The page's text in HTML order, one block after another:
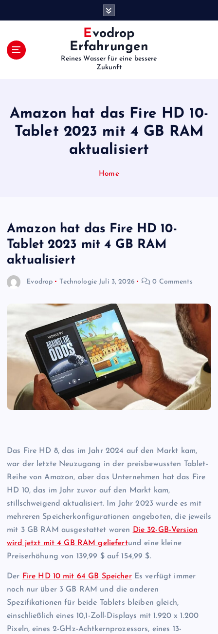
Evodrop
Erfahrungen
Reines Wasser für eine bessere
Zukunft
Amazon hat das Fire HD 10-
Tablet 2023 mit 4 GB RAM
aktualisiert
Home
Amazon hat das Fire HD 10-
Tablet 2023 mit 4 GB RAM
aktualisiert
Evodrop Technologie Juli 3, 2026 0 Comments
Das Fire HD 8, das im Jahr 2024 auf den Markt kam,
war der letzte Neuzugang in der preisbewussten Tablet-
Reihe von Amazon, aber das Unternehmen hat das Fire
HD 10, das im Jahr zuvor auf den Markt kam,
stillschweigend aktualisiert. Im Jahr 2023 wurde es mit
mehreren Speicherkonfigurationen angeboten, die jeweils
mit 3 GB RAM ausgestattet waren Die 32-GB-Version
wird jetzt mit 4 GB RAM geliefertund eine kleine
Preiserhöhung von 139,99 $ auf 154,99 $.
Der Fire HD 10 mit 64 GB SpeicherEs verfügt immer
noch nur über 3 GB RAM und die anderen
Spezifikationen für beide Tablets bleiben gleich,
einschließlich eines 10,1-Zoll-Displays mit 1.920 x 1.200
Pixeln, eines 2-GHz-Achtkernprozessors, eines 13-